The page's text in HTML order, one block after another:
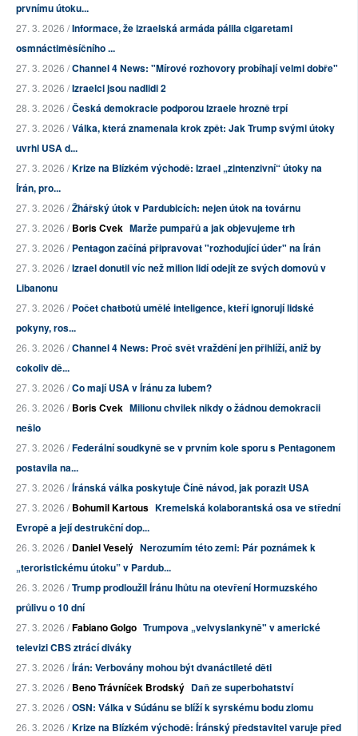
prvnímu útoku...
27. 3. 2026 /Informace, že izraelská armáda pálila cigaretami
osmnáctiměsíčního ...
27. 3. 2026 /Channel 4 News: "Mírové rozhovory probíhají velmi dobře"
27. 3. 2026 /Izraelci jsou nadlidi 2
28. 3. 2026 /Česká demokracie podporou Izraele hrozně trpí
27. 3. 2026 /Válka, která znamenala krok zpět: Jak Trump svými útoky
uvrhl USA d...
27. 3. 2026 /Krize na Blízkém východě: Izrael „zintenzivní“ útoky na
Írán, pro...
27. 3. 2026 /Žhářský útok v Pardubicích: nejen útok na továrnu
27. 3. 2026 /Boris Cvek Marže pumpařů a jak objevujeme trh
27. 3. 2026 /Pentagon začíná připravovat "rozhodující úder" na Írán
27. 3. 2026 /Izrael donutil víc než milion lidí odejít ze svých domovů v
Libanonu
27. 3. 2026 /Počet chatbotů umělé inteligence, kteří ignorují lidské
pokyny, ros...
26. 3. 2026 /Channel 4 News: Proč svět vraždění jen přihlíží, aniž by
cokoliv dě...
27. 3. 2026 /Co mají USA v Íránu za lubem?
26. 3. 2026 /Boris Cvek Milionu chvilek nikdy o žádnou demokracii
nešlo
27. 3. 2026 /Federální soudkyně se v prvním kole sporu s Pentagonem
postavila na...
27. 3. 2026 /Íránská válka poskytuje Číně návod, jak porazit USA
27. 3. 2026 /Bohumil Kartous Kremelská kolaborantská osa ve střední
Evropě a její destrukční dop...
26. 3. 2026 /Daniel Veselý Nerozumím této zemi: Pár poznámek k
„teroristickému útoku” v Pardub...
26. 3. 2026 /Trump prodloužil Íránu lhůtu na otevření Hormuzského
průlivu o 10 dní
27. 3. 2026 /Fabiano Golgo Trumpova „velvyslankyně" v americké
televizi CBS ztrácí diváky
27. 3. 2026 /Írán: Verbovány mohou být dvanáctileté děti
27. 3. 2026 /Beno Trávníček Brodský Daň ze superbohatství
27. 3. 2026 /OSN: Válka v Súdánu se blíží k syrskému bodu zlomu
26. 3. 2026 /Krize na Blízkém východě: Íránský představitel varuje před